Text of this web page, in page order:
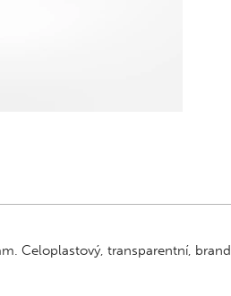
Celoplastový, transparentní,